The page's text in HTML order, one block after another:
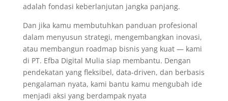
adalah fondasi keberlanjutan jangka panjang.
Dan jika kamu membutuhkan panduan profesional
dalam menyusun strategi, mengembangkan inovasi,
atau membangun roadmap bisnis yang kuat — kami
di PT. Efba Digital Mulia siap membantu. Dengan
pendekatan yang fleksibel, data-driven, dan berbasis
pengalaman nyata, kami bantu kamu mengubah ide
menjadi aksi yang berdampak nyata